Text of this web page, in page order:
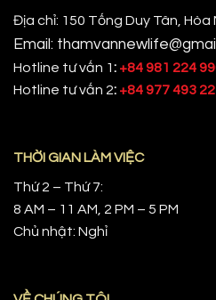
Địa chỉ: 150 Tống Duy Tân, Hòa
Email:
Hotline tư vấn 1: +84 981 224
Hotline tư vấn 2: +84 977 493
THỜI GIAN LÀM VIỆC
Thứ 2 – Thứ 7:
8 AM – 11 AM, 2 PM – 5 PM
Chủ nhật: Nghỉ